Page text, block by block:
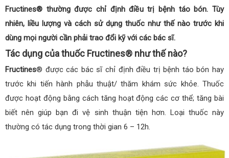
Fructines® thường được chỉ định điều trị bệnh táo bón. Tùy
nhiên, liều lượng và cách sử dụng thuốc như thế nào trước khi
dùng mọi người cần phải trao đổi kỹ với các bác sĩ.
Tác dụng của thuốc Fructines® như thế nào?
Fructines® được các bác sĩ chỉ định điều trị bệnh táo bón hay
trước khi tiến hành phẫu thuật/ thăm khám sức khỏe. Thuốc
được hoạt động bằng cách tăng hoạt động các cơ thể; tăng bài
biết nên giúp bạn đi vệ sinh thuận tiện hơn. Loại thuốc này
thường có tác dụng trong thời gian 6 – 12h.